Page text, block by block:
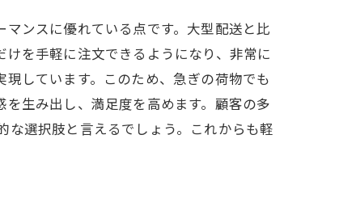
ンスに優れている点です。大型配送と比
を手軽に注文できるようになり、非常に
しています。このため、急ぎの荷物でも
生み出し、満足度を高めます。顧客の多
選択肢と言えるでしょう。これからも軽